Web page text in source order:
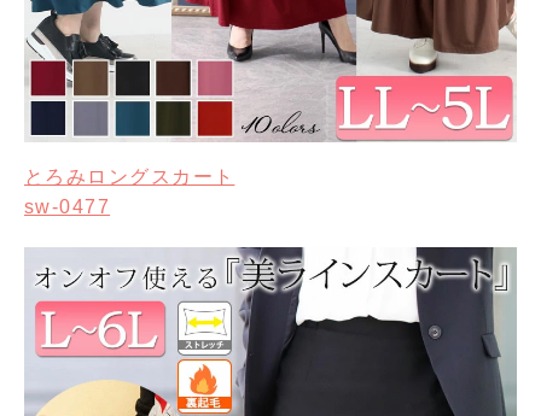
とろみロングスカート
sw-0477